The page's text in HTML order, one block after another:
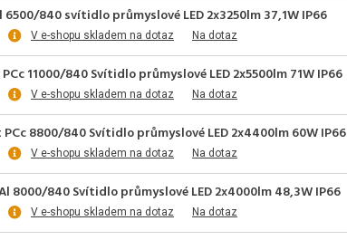
6500/840 svítidlo průmyslové LED 2x3250lm 37,1W IP66
V e-shopu skladem na dotaz Na dotaz
PCc 11000/840 Svítidlo průmyslové LED 2x5500lm 71W IP66
V e-shopu skladem na dotaz Na dotaz
PCc 8800/840 Svítidlo průmyslové LED 2x4400lm 60W IP66
V e-shopu skladem na dotaz Na dotaz
Al 8000/840 Svítidlo průmyslové LED 2x4000lm 48,3W IP66
V e-shopu skladem na dotaz Na dotaz